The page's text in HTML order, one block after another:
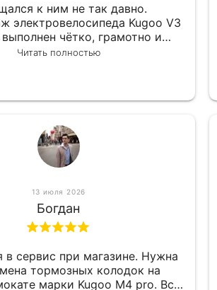
к ним не так давно.
электровелосипеда Kugoo V3
чётко, грамотно и
Всё сделано
Читать полностью
13 июля 2026
Богдан
в сервис при магазине. Нужна
тормозных колодок на
марки Kugoo M4 pro. Всё